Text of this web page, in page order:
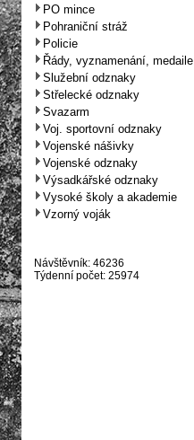
PO mince
Pohraniční stráž
Policie
Řády, vyznamenání, medaile
Služební odznaky
Střelecké odznaky
Svazarm
Voj. sportovní odznaky
Vojenské nášivky
Vojenské odznaky
Výsadkářské odznaky
Vysoké školy a akademie
Vzorný voják
Návštěvník: 46236
Týdenní počet: 25974